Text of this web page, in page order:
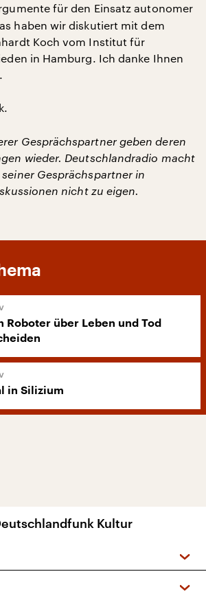
für den Einsatz autonomer
haben wir diskutiert mit dem
Koch vom Institut für
in Hamburg. Ich danke Ihnen
Gesprächspartner geben deren
wieder. Deutschlandradio macht
Gesprächspartner in
nicht zu eigen.
Roboter über Leben und Tod
in Silizium
Kultur